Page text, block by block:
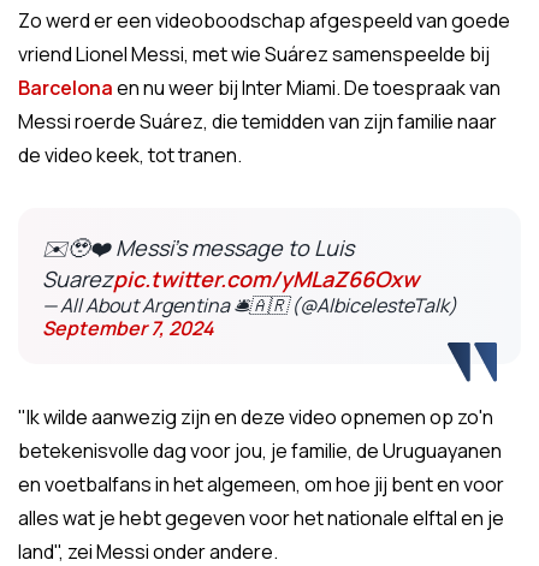
Zo werd er een videoboodschap afgespeeld van goede
vriend Lionel Messi, met wie Suárez samenspeelde bij
Barcelonaen nu weer bij Inter Miami. De toespraak van
Messi roerde Suárez, die temidden van zijn familie naar
de video keek, tot tranen.
✉️🥹❤️ Messi's message to Luis
Suarezpic.twitter.com/yMLaZ66Oxw
— All About Argentina 🛎🇦🇷 (@AlbicelesteTalk)
September 7, 2024
"Ik wilde aanwezig zijn en deze video opnemen op zo'n
betekenisvolle dag voor jou, je familie, de Uruguayanen
en voetbalfans in het algemeen, om hoe jij bent en voor
alles wat je hebt gegeven voor het nationale elftal en je
land", zei Messi onder andere.